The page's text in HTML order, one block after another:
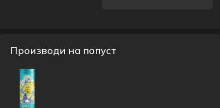
Производи на попуст